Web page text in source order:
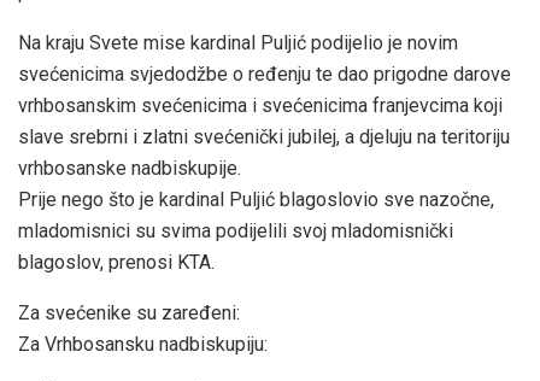
Na kraju Svete mise kardinal Puljić podijelio je novim
svećenicima svjedodžbe o ređenju te dao prigodne darove
vrhbosanskim svećenicima i svećenicima franjevcima koji
slave srebrni i zlatni svećenički jubilej, a djeluju na teritoriju
vrhbosanske nadbiskupije.
Prije nego što je kardinal Puljić blagoslovio sve nazočne,
mladomisnici su svima podijelili svoj mladomisnički
blagoslov, prenosi KTA.
Za svećenike su zaređeni:
Za Vrhbosansku nadbiskupiju: